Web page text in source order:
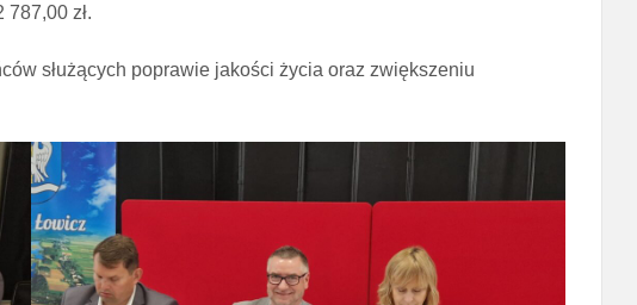
zł.
służących poprawie jakości życia oraz zwiększeniu